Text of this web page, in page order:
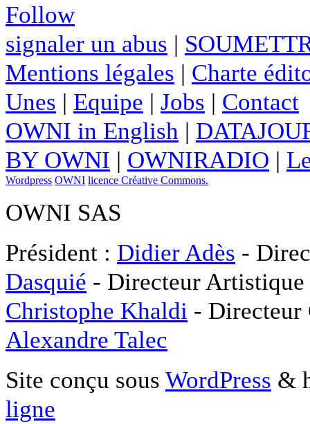
Follow
signaler un abus |
Mentions légales | Charte
Unes | Equipe | Jobs | Contact
OWNI in English |
BY OWNI | OWNIRADIO |
Wordpress OWNI licence Créative Commons.
OWNI SAS
Président : Didier Adès -
Dasquié - Directeur
Christophe Khaldi -
Alexandre Talec
Site conçu sous WordPress &
ligne